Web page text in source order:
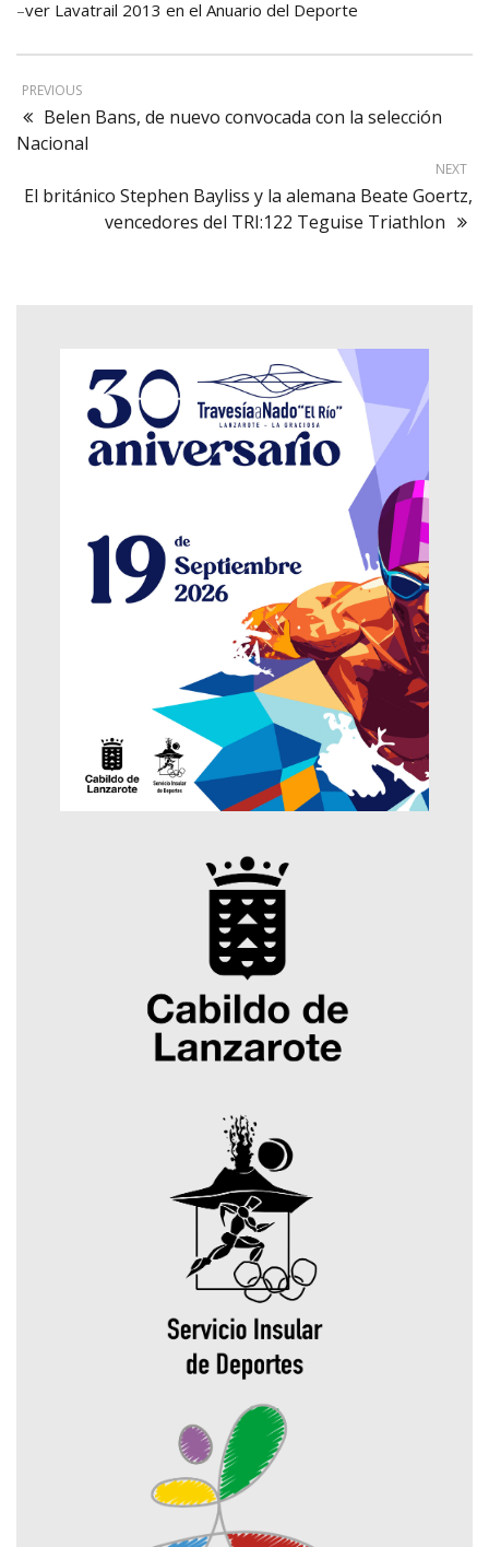
–ver Lavatrail 2013 en el Anuario del Deporte
PREVIOUS
Belen Bans, de nuevo convocada con la selección
Nacional
NEXT
El británico Stephen Bayliss y la alemana Beate Goertz,
vencedores del TRI:122 Teguise Triathlon